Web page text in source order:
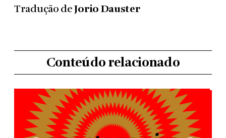
Tradução deJorio Dauster
Conteúdo relacionado